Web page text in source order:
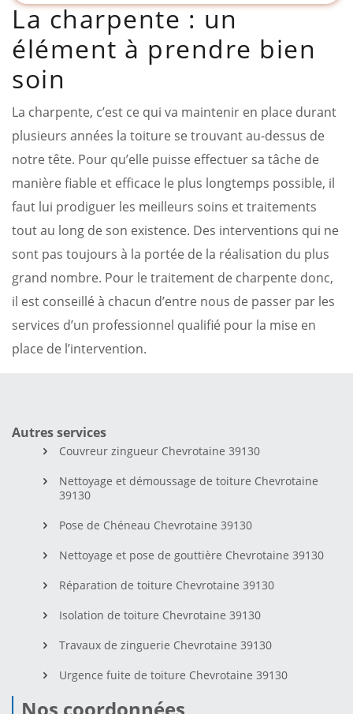
La charpente : un
élément à prendre bien
soin
La charpente, c’est ce qui va maintenir en place durant
plusieurs années la toiture se trouvant au-dessus de
notre tête. Pour qu’elle puisse effectuer sa tâche de
manière fiable et efficace le plus longtemps possible, il
faut lui prodiguer les meilleurs soins et traitements
tout au long de son existence. Des interventions qui ne
sont pas toujours à la portée de la réalisation du plus
grand nombre. Pour le traitement de charpente donc,
il est conseillé à chacun d’entre nous de passer par les
services d’un professionnel qualifié pour la mise en
place de l’intervention.
Autres services
Couvreur zingueur Chevrotaine 39130
Nettoyage et démoussage de toiture Chevrotaine
39130
Pose de Chéneau Chevrotaine 39130
Nettoyage et pose de gouttière Chevrotaine 39130
Réparation de toiture Chevrotaine 39130
Isolation de toiture Chevrotaine 39130
Travaux de zinguerie Chevrotaine 39130
Urgence fuite de toiture Chevrotaine 39130